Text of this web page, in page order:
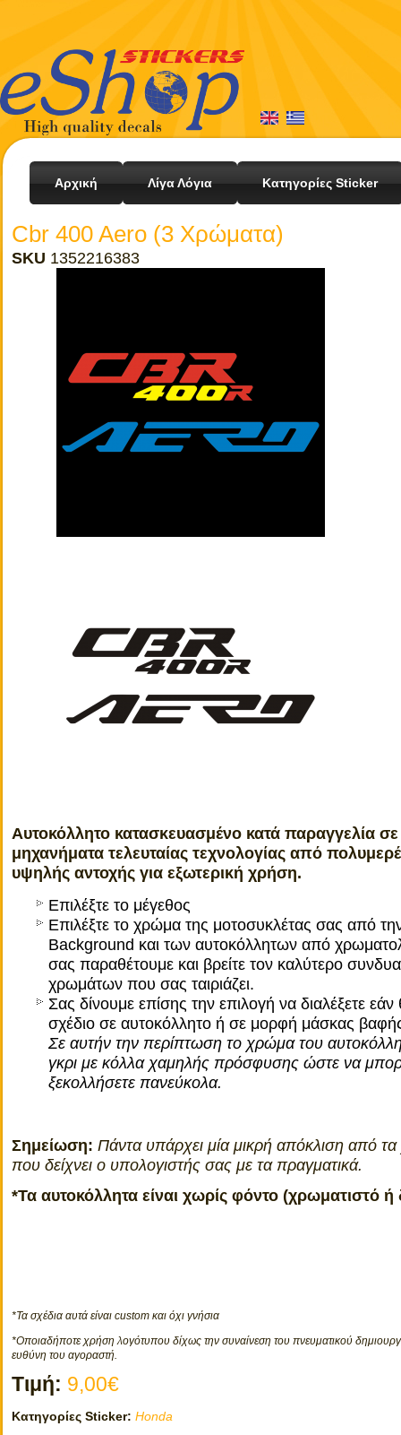
Αρχική Λίγα Λόγια Κατηγορίες Sticker
Cbr 400 Aero (3 Χρώματα)
SKU 1352216383
Αυτοκόλλητο κατασκευασμένο κατά παραγγελία σε
μηχανήματα τελευταίας τεχνολογίας από
υψηλής αντοχής για εξωτερική χρήση.
Επιλέξτε το μέγεθος
Επιλέξτε το χρώμα της μοτοσυκλέτας σας από
Background και των αυτοκόλλητων από
σας παραθέτουμε και βρείτε τον καλύτερο
χρωμάτων που σας ταιριάζει.
Σας δίνουμε επίσης την επιλογή να διαλέξετε εάν
σχέδιο σε αυτοκόλλητο ή σε μορφή μάσκας
Σε αυτήν την περίπτωση το χρώμα του
γκρι με κόλλα χαμηλής πρόσφυσης ώστε να
ξεκολλήσετε πανεύκολα.
Σημείωση: Πάντα υπάρχει μία μικρή απόκλιση από
που δείχνει ο υπολογιστής σας με τα πραγματικά.
*Τα αυτοκόλλητα είναι χωρίς φόντο (χρωματιστό ή
*Τα σχέδια αυτά είναι custom και όχι γνήσια
*Οποιαδήποτε χρήση λογότυπου δίχως την συναίνεση του πνευματικού
ευθύνη του αγοραστή.
Τιμή: 9,00€
Κατηγορίες Sticker: Honda